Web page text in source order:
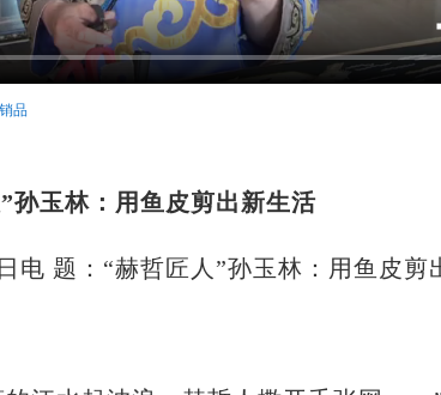
品
孙玉林：用鱼皮剪出新生活
电 题：“赫哲匠人”孙玉林：用鱼皮剪